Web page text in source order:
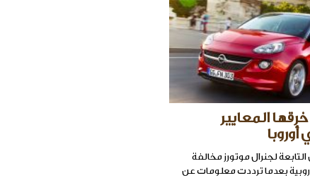
المعايير
أوروبا
لجنرال موتورز مخالفة
بعدما ترددت معلومات عن